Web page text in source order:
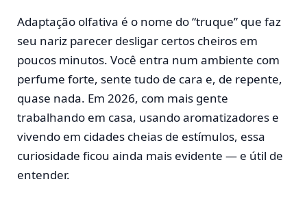
Adaptação olfativa é o nome do “truque” que faz
seu nariz parecer desligar certos cheiros em
poucos minutos. Você entra num ambiente com
perfume forte, sente tudo de cara e, de repente,
quase nada. Em 2026, com mais gente
trabalhando em casa, usando aromatizadores e
vivendo em cidades cheias de estímulos, essa
curiosidade ficou ainda mais evidente — e útil de
entender.